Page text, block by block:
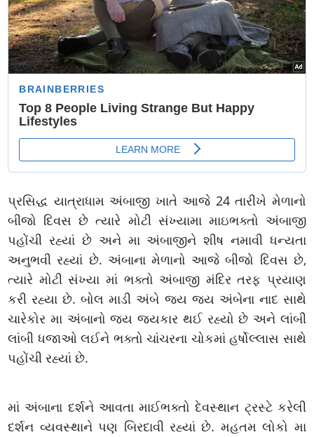
પ્રસિદ્ધ યાત્રાધામ અંબાજી ખાતે આજે 24 તારીખે મેળાનો
બીજો દિવસ છે ત્યારે મોટી સંખ્યામા માઇભક્તો અંબાજી
પહોંચી રહ્યાં છે અને મા અંબાજીને શીષ નમાવી ધન્યતા
અનુભવી રહ્યાં છે. અંબાના મેળાનો આજે બીજો દિવસ છે,
ત્યારે મોટી સંખ્યા માં ભક્તો અંબાજી મંદિર તરફ પ્રયાણ
કરી રહ્યા છે. બોલ માડી અંબે જય જય અંબેના નાદ સાથે
ચારેકોર મા અંબાનો જય જયકાર થઈ રહ્યો છે અને લાંબી
લાંબી ધજાઓ લઈને ભક્તો ચાંચરના ચોકમાં હર્ષોલ્લાસ સાથે
પહોંચી રહ્યાં છે.
માં અંબાના દર્શને આવતા માઈભક્તો દેવસ્થાન ટ્રસ્ટે કરેલી
દર્શન વ્યવસ્થાને પણ બિરદાવી રહ્યાં છે. મહતમ લોકો મા